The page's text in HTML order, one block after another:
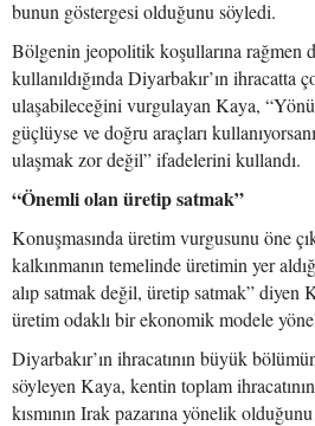
bunun göstergesi olduğunu söyledi.
Bölgenin jeopolitik koşullarına rağmen
kullanıldığında Diyarbakır’ın ihracatta
ulaşabileceğini vurgulayan Kaya,
güçlüyse ve doğru araçları
ulaşmak zor değil” ifadelerini kullandı.
“Önemli olan üretip satmak”
Konuşmasında üretim vurgusunu öne
kalkınmanın temelinde üretimin yer
alıp satmak değil, üretip satmak” diyen
üretim odaklı bir ekonomik modele
Diyarbakır’ın ihracatının büyük
söyleyen Kaya, kentin toplam
kısmının Irak pazarına yönelik